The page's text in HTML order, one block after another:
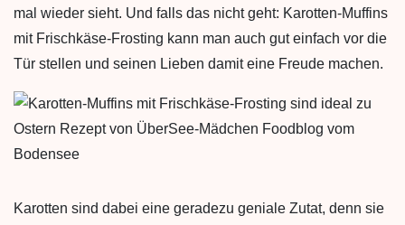
mal wieder sieht. Und falls das nicht geht: Karotten-Muffins
mit Frischkäse-Frosting kann man auch gut einfach vor die
Tür stellen und seinen Lieben damit eine Freude machen.
Karotten sind dabei eine geradezu geniale Zutat, denn sie